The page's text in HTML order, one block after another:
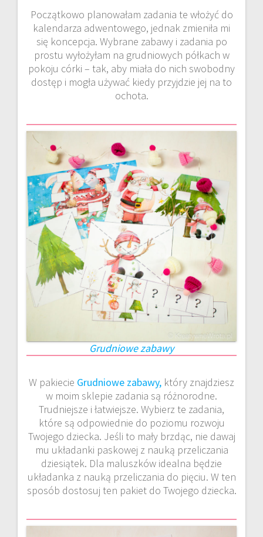
Początkowo planowałam zadania te włożyć do
kalendarza adwentowego, jednak zmieniła mi
się koncepcja. Wybrane zabawy i zadania po
prostu wyłożyłam na grudniowych półkach w
pokoju córki – tak, aby miała do nich swobodny
dostęp i mogła używać kiedy przyjdzie jej na to
ochota.
Grudniowe zabawy
W pakiecie Grudniowe zabawy, który znajdziesz
w moim sklepie zadania są różnorodne.
Trudniejsze i łatwiejsze. Wybierz te zadania,
które są odpowiednie do poziomu rozwoju
Twojego dziecka. Jeśli to mały brzdąc, nie dawaj
mu układanki paskowej z nauką przeliczania
dziesiątek. Dla maluszków idealna będzie
układanka z nauką przeliczania do pięciu. W ten
sposób dostosuj ten pakiet do Twojego dziecka.